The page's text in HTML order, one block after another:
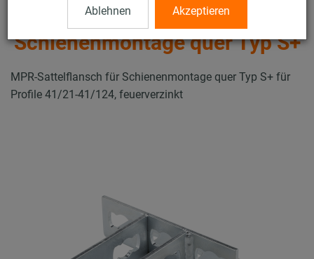
Ablehnen Akzeptieren
MPR-Sattelflansch für
Schienenmontage quer Typ S+
MPR-Sattelflansch für Schienenmontage quer Typ S+ für
Profile 41/21-41/124, feuerverzinkt